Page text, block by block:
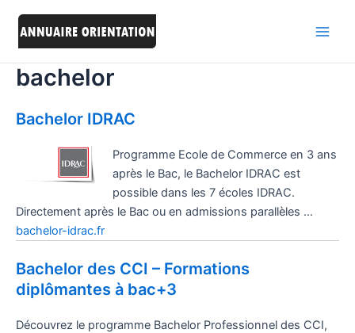
contenu
bachelor
Bachelor IDRAC
Programme Ecole de Commerce en 3 ans
après le Bac, le Bachelor IDRAC est
possible dans les 7 écoles IDRAC.
Directement après le Bac ou en admissions parallèles …
bachelor-idrac.fr
Bachelor des CCI – Formations
diplômantes à bac+3
Découvrez le programme Bachelor Professionnel des CCI,